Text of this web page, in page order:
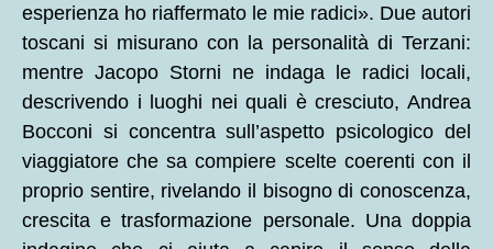
esperienza ho riaffermato le mie radici». Due autori
toscani si misurano con la personalità di Terzani:
mentre Jacopo Storni ne indaga le radici locali,
descrivendo i luoghi nei quali è cresciuto, Andrea
Bocconi si concentra sull’aspetto psicologico del
viaggiatore che sa compiere scelte coerenti con il
proprio sentire, rivelando il bisogno di conoscenza,
crescita e trasformazione personale. Una doppia